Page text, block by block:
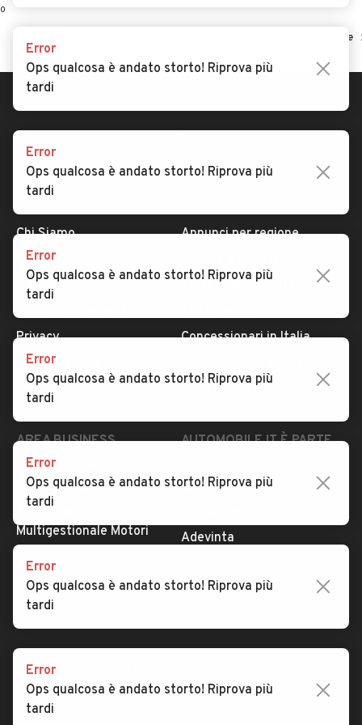
0
Cantalupo Ligure
Chi Siamo
Serve aiuto?
Dati identificativi
Privacy
Impostazioni Privacy
Security
Annunci per regione
Tutte le auto usate
Concessionari in Italia
Valutazione auto
AREA BUSINESS
Registrazione
concessionario
Multigestionale Motori
AUTOMOBILE.IT È PARTE
subito.it
Adevinta
SEGUICI
Copyright © 2023 Marktplaats B.V. Tutti i diritti riservati.
Marktplaats B.V. - P.IVA 803.603.307.B.01
Error
Ops qualcosa è andato storto! Riprova più
tardi
Error
Ops qualcosa è andato storto! Riprova più
tardi
Error
Ops qualcosa è andato storto! Riprova più
tardi
Error
Ops qualcosa è andato storto! Riprova più
tardi
Error
Ops qualcosa è andato storto! Riprova più
tardi
Error
Ops qualcosa è andato storto! Riprova più
tardi
Error
Ops qualcosa è andato storto! Riprova più
tardi